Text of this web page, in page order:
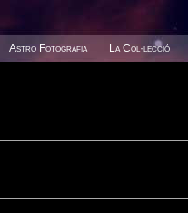
Astro Fotografia La Col·lecció